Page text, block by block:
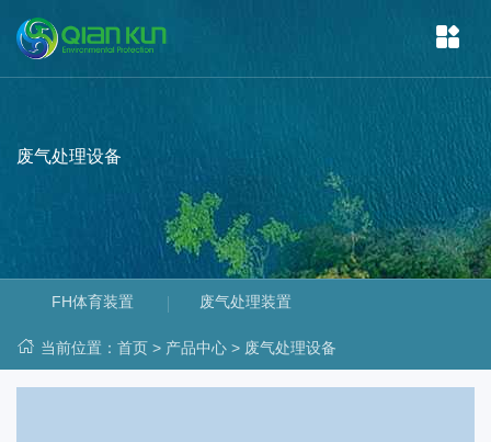
废气处理设备
FH体育装置 废气处理装置
当前位置： 首页 > 产品中心 > 废气处理设备